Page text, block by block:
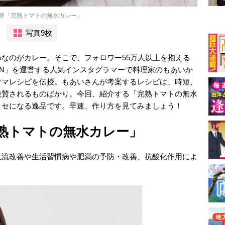
完熟トマトの無水カレー」
写真9枚
のがカレー。そこで、フォロワー55万人以上を抱える
」を運営する人気インスタグラマーで料理家のもあいか
レシピを伝授。もあいさんが考案するレシピは、時短、
されるものばかり。今回、紹介する「完熟トマトの無水
になる逸品です。早速、作り方を見てみましょう！
トマトの無水カレー」
改善や生活習慣病や肥満の予防・改善、抗酸化作用によ